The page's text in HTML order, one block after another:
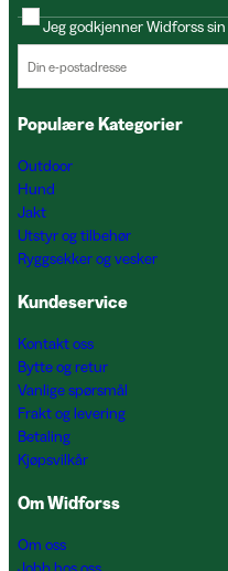
Jeg godkjenner Widforss sin
Populære Kategorier
Outdoor
Hund
Jakt
Utstyr og tilbehør
Ryggsekker og vesker
Kundeservice
Kontakt oss
Bytte og retur
Vanlige spørsmål
Frakt og levering
Betaling
Kjøpsvilkår
Om Widforss
Om oss